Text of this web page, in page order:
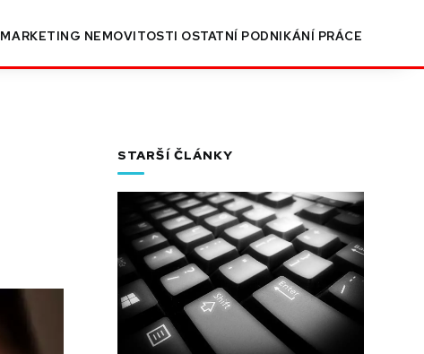
MARKETING NEMOVITOSTI OSTATNÍ PODNIKÁNÍ PRÁCE
STARŠÍ ČLÁNKY